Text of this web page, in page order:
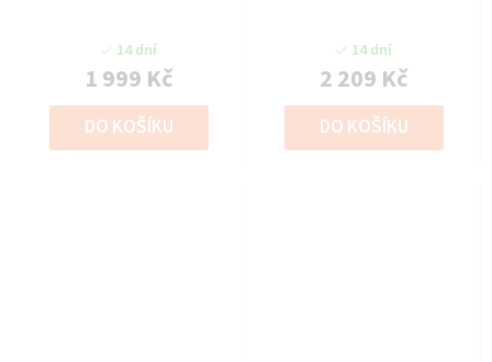
14 dní
1 999 Kč
DO KOŠÍKU
14 dní
2 209 Kč
DO KOŠÍKU